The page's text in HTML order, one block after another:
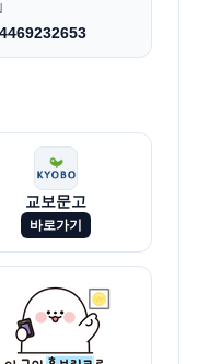
교보문고
바로가기